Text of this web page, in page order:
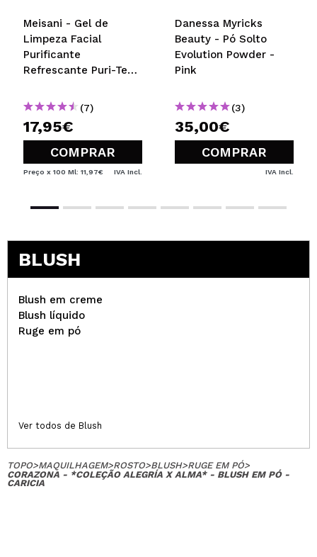
Meisani - Gel de
Limpeza Facial
Purificante
Refrescante Puri-Tea
(7)
17,95€
COMPRAR
Preço x 100 Ml: 11,97€ IVA Incl.
Danessa Myricks
Beauty - Pó Solto
Evolution Powder -
Pink
(3)
35,00€
COMPRAR
IVA Incl.
BLUSH
Blush em creme
Blush líquido
Ruge em pó
Ver todos de Blush
TOPO>MAQUILHAGEM>ROSTO>BLUSH>RUGE EM PÓ>
CORAZONA - *COLEÇÃO ALEGRÍA X ALMA* - BLUSH EM PÓ -
CARICIA